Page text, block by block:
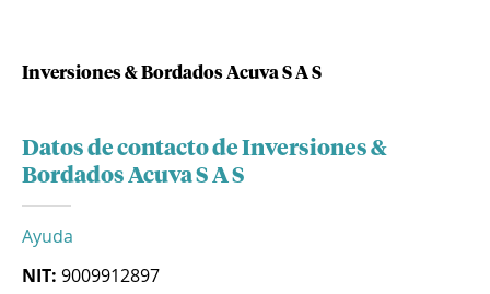
Inversiones & Bordados Acuva S A S
Datos de contacto de Inversiones &
Bordados Acuva S A S
Ayuda
NIT: 9009912897